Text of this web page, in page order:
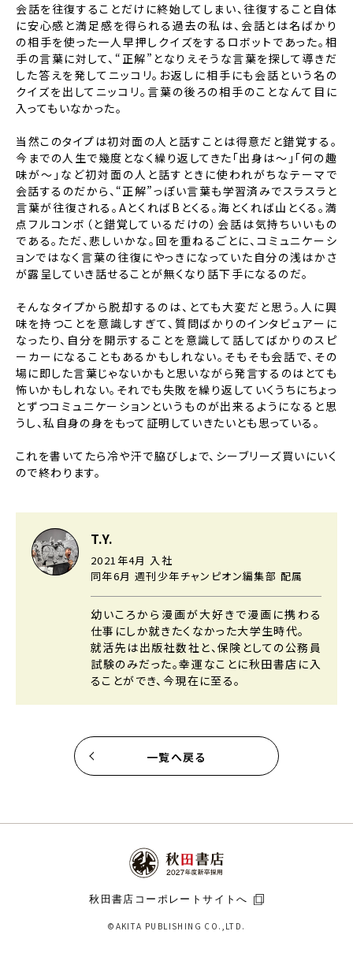
会話を往復することだけに終始してしまい、往復すること自体
に安心感と満足感を得られる過去の私は、会話とは名ばかり
の相手を使った一人早押しクイズをするロボットであった。相
手の言葉に対して、“正解”となりえそうな言葉を探して導きだ
した答えを発してニッコリ。お返しに相手にも会話という名の
クイズを出してニッコリ。言葉の後ろの相手のことなんて目に
入ってもいなかった。
当然このタイプは初対面の人と話すことは得意だと錯覚する。
今までの人生で幾度となく繰り返してきた「出身は～」「何の趣
味が～」など初対面の人と話すときに使われがちなテーマで
会話するのだから、“正解”っぽい言葉も学習済みでスラスラと
言葉が往復される。AとくればBとくる。海とくれば山とくる。満
点フルコンボ（と錯覚しているだけの）会話は気持ちいいもの
である。ただ、悲しいかな。回を重ねるごとに、コミュニケーシ
ョンではなく言葉の往復にやっきになっていた自分の浅はかさ
が露呈していき話せることが無くなり話下手になるのだ。
そんなタイプから脱却するのは、とても大変だと思う。人に興
味を持つことを意識しすぎて、質問ばかりのインタビュアーに
なったり、自分を開示することを意識して話してばかりのスピ
ーカーになることもあるかもしれない。そもそも会話で、その
場に即した言葉じゃないかもと思いながら発言するのはとても
怖いかもしれない。それでも失敗を繰り返していくうちにちょっ
とずつコミュニケーションというものが出来るようになると思
うし、私自身の身をもって証明していきたいとも思っている。
これを書いてたら冷や汗で脇びしょで、シーブリーズ買いにいく
ので終わります。
T.Y.
2021年4月 入社
同年6月 週刊少年チャンピオン編集部 配属
幼いころから漫画が大好きで漫画に携わる
仕事にしか就きたくなかった大学生時代。
就活先は出版社数社と、保険としての公務員
試験のみだった。幸運なことに秋田書店に入
ることができ、今現在に至る。
一覧へ戻る
秋田書店コーポレートサイトへ
©AKITA PUBLISHING CO.,LTD.